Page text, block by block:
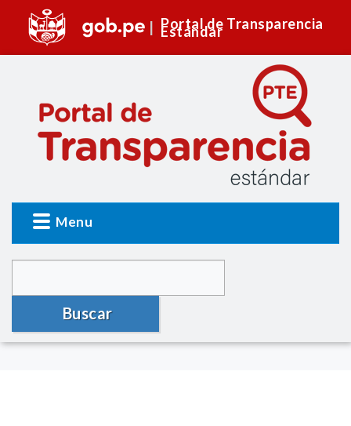
Portal de Transparencia
Estándar
Menu
Buscar